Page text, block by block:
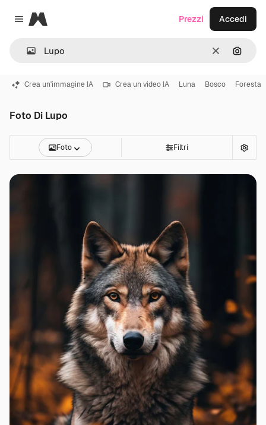
Close menu
Magnific
CancellaCerca
Prezzi Accedi
Crea un'immagine IA Crea un video IA Luna Bosco Foresta
Foto Di Lupo
Foto Filtri